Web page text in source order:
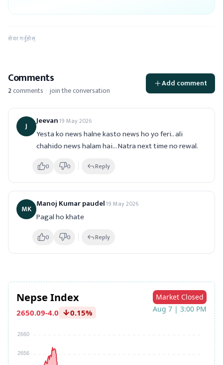
सेयर गर्नुहोस्
Comments
2comments · join the conversation
Add comment
J Jeevan·19 May 2026
Yesta ko news halne kasto news ho yo feri.. ali
chahido news halam hai... Natra next time no rewal.
0 0 Reply
MK Manoj Kumar paudel·19 May 2026
Pagal ho khate
0 0 Reply